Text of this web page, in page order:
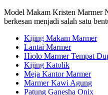
Model Makam Kristen Marmer
berkesan menjadi salah satu
Kijing Makam Marmer
Lantai Marmer
Hiolo Marmer Tempat
Kijing Katolik
Meja Kantor Marmer
Marmer Kawi Agung
Patung Ganesha Onix